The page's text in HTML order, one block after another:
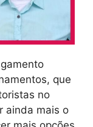
que
no
ainda mais o